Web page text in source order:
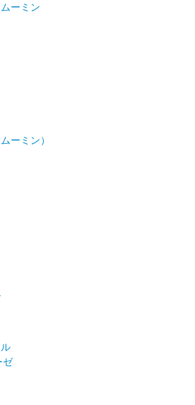
ーミン
ーミン）
ゼ